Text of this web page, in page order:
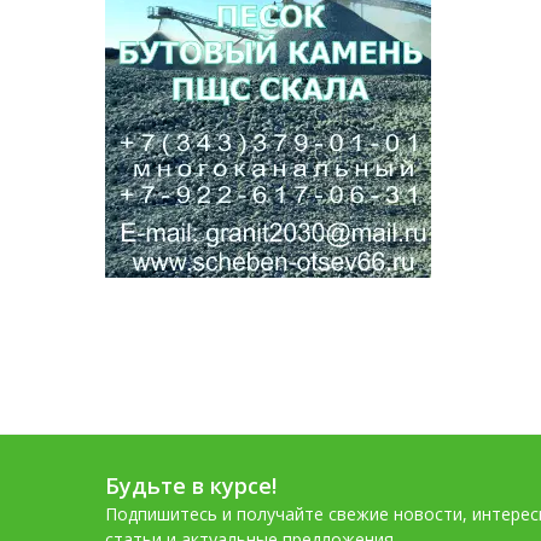
Самонесущий изолированный
провод СИП
Крепеж для кабеля
Кабельные смазки
Будьте в курсе!
Подпишитесь и получайте свежие новости,